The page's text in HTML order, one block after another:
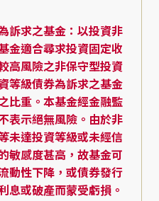
訴求之基金：以投資非
金適合尋求投資固定收
高風險之非保守型投資
等級債券為訴求之基金
比重。本基金經金融監
表示絕無風險。由於非
未達投資等級或未經信
敏感度甚高，故基金可
動性下降，或債券發行
息或破產而蒙受虧損。